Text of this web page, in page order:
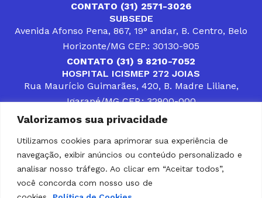
Valorizamos sua privacidade
Utilizamos cookies para aprimorar sua experiência de
navegação, exibir anúncios ou conteúdo personalizado e
analisar nosso tráfego. Ao clicar em “Aceitar todos”,
você concorda com nosso uso de
CONTATO (31) 2571-3026
SUBSEDE
Avenida Afonso Pena, 867, 19° andar, B. Centro, Belo
Horizonte/MG CEP.: 30130-905
CONTATO (31) 9 8210-7052
HOSPITAL ICISMEP 272 JOIAS
Rua Maurício Guimarães, 420, B. Madre Liliane,
Igarapé/MG CEP.: 32900-000
CONTATOS (31) 3512-4400 ou (31) 9 8309-8660
DESENVOLVER SOLUÇÕES, AÇÕES E SERVIÇOS
PÚBLICOS QUE COMPLEMENTEM A ASSISTÊNCIA À
POPULAÇÃO DA REGIÃO EM QUE ATUA, SENDO
PARCEIRO DOS MUNICÍPIOS CONSORCIADOS NA
SOLUÇÃO DE DIFICULDADES ENFRENTADAS POR
GESTORES MUNICIPAIS, É O COMPROMISSO DO
ICISMEP.